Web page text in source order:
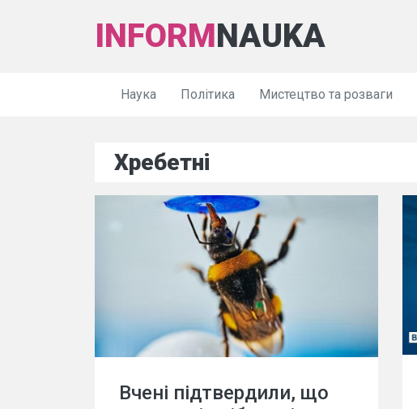
INFORMNAUKA
Наука Політика Мистецтво та розваги
Хребетні
Вчені підтвердили, що